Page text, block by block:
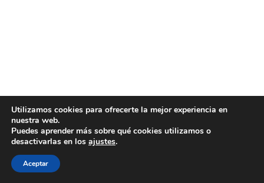
Utilizamos cookies para ofrecerte la mejor experiencia en
nuestra web.
Puedes aprender más sobre qué cookies utilizamos o
desactivarlas en los ajustes.
Aceptar